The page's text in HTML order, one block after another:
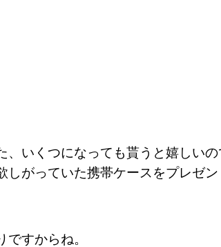
いくつになっても貰うと嬉しいの
がっていた携帯ケースをプレゼン
すからね。